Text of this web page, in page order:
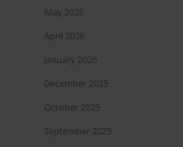
May 2026
April 2026
January 2026
December 2025
October 2025
September 2025